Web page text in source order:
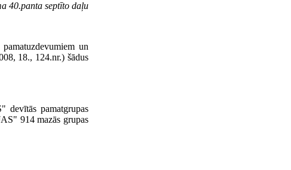
40.panta septīto daļu
un
18., 124.nr.) šādus
pamatgrupas
914 mazās grupas